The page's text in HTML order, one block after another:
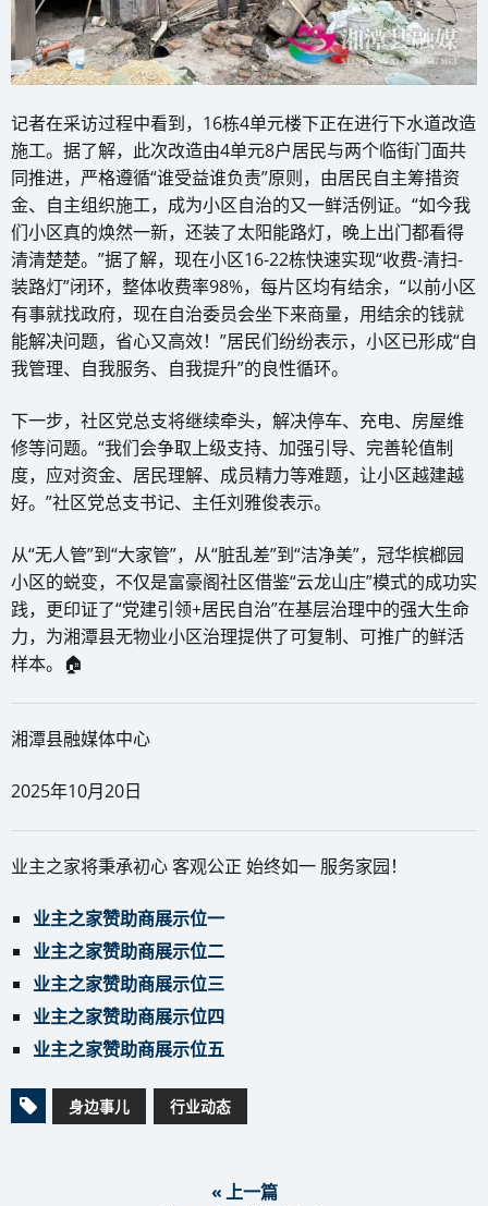
记者在采访过程中看到，16栋4单元楼下正在进行下水道改造
施工。据了解，此次改造由4单元8户居民与两个临街门面共
同推进，严格遵循“谁受益谁负责”原则，由居民自主筹措资
金、自主组织施工，成为小区自治的又一鲜活例证。“如今我
们小区真的焕然一新，还装了太阳能路灯，晚上出门都看得
清清楚楚。”据了解，现在小区16-22栋快速实现“收费-清扫-
装路灯”闭环，整体收费率98%，每片区均有结余，“以前小区
有事就找政府，现在自治委员会坐下来商量，用结余的钱就
能解决问题，省心又高效！”居民们纷纷表示，小区已形成“自
我管理、自我服务、自我提升”的良性循环。
下一步，社区党总支将继续牵头，解决停车、充电、房屋维
修等问题。“我们会争取上级支持、加强引导、完善轮值制
度，应对资金、居民理解、成员精力等难题，让小区越建越
好。”社区党总支书记、主任刘雅俊表示。
从“无人管”到“大家管”，从“脏乱差”到“洁净美”，冠华槟榔园
小区的蜕变，不仅是富豪阁社区借鉴“云龙山庄”模式的成功实
践，更印证了“党建引领+居民自治”在基层治理中的强大生命
力，为湘潭县无物业小区治理提供了可复制、可推广的鲜活
样本。🏠
湘潭县融媒体中心
2025年10月20日
业主之家将秉承初心 客观公正 始终如一 服务家园！
业主之家赞助商展示位一
业主之家赞助商展示位二
业主之家赞助商展示位三
业主之家赞助商展示位四
业主之家赞助商展示位五
身边事儿 行业动态
« 上一篇